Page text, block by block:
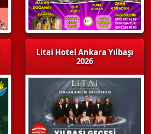
Litai Hotel Ankara Yılbaşı
2026